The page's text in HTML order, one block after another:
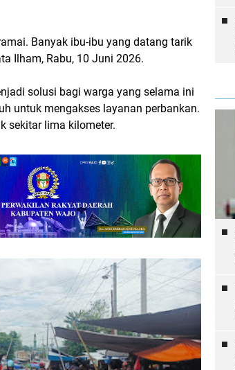
Banyak ibu-ibu yang datang tarik
Ilham, Rabu, 10 Juni 2026.
solusi bagi warga yang selama ini
untuk mengakses layanan perbankan.
sekitar lima kilometer.